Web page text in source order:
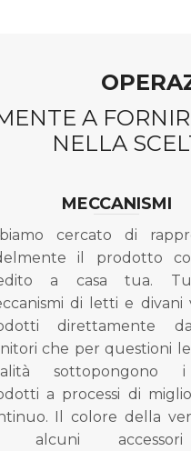
A
NELLA
MECCANISMI
cercato di
il prodotto
a casa tua.
di letti e divani
direttamente
che per questioni
sottopongono
a processi di
Il colore della
alcuni